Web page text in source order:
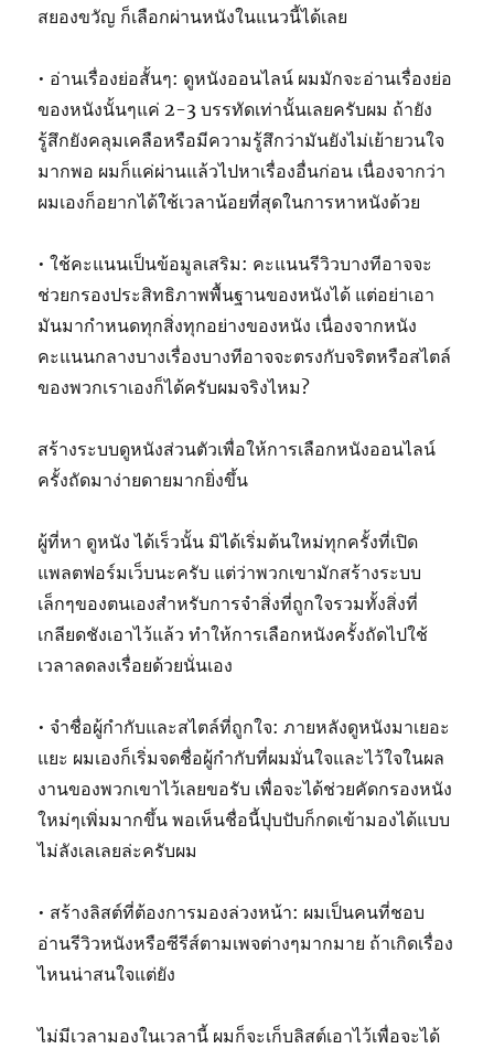
สยองขวัญ ก็เลือกผ่านหนังในแนวนี้ได้เลย
• อ่านเรื่องย่อสั้นๆ: ดูหนังออนไลน์ ผมมักจะอ่านเรื่องย่อ
ของหนังนั้นๆแค่ 2-3 บรรทัดเท่านั้นเลยครับผม ถ้ายัง
รู้สึกยังคลุมเคลือหรือมีความรู้สึกว่ามันยังไม่เย้ายวนใจ
มากพอ ผมก็แค่ผ่านแล้วไปหาเรื่องอื่นก่อน เนื่องจากว่า
ผมเองก็อยากได้ใช้เวลาน้อยที่สุดในการหาหนังด้วย
• ใช้คะแนนเป็นข้อมูลเสริม: คะแนนรีวิวบางทีอาจจะ
ช่วยกรองประสิทธิภาพพื้นฐานของหนังได้ แต่อย่าเอา
มันมากำหนดทุกสิ่งทุกอย่างของหนัง เนื่องจากหนัง
คะแนนกลางบางเรื่องบางทีอาจจะตรงกับจริตหรือสไตล์
ของพวกเราเองก็ได้ครับผมจริงไหม?
สร้างระบบดูหนังส่วนตัวเพื่อให้การเลือกหนังออนไลน์
ครั้งถัดมาง่ายดายมากยิ่งขึ้น
ผู้ที่หา ดูหนัง ได้เร็วนั้น มิได้เริ่มต้นใหม่ทุกครั้งที่เปิด
แพลตฟอร์มเว็บนะครับ แต่ว่าพวกเขามักสร้างระบบ
เล็กๆของตนเองสำหรับการจำสิ่งที่ถูกใจรวมทั้งสิ่งที่
เกลียดชังเอาไว้แล้ว ทำให้การเลือกหนังครั้งถัดไปใช้
เวลาลดลงเรื่อยด้วยนั่นเอง
• จำชื่อผู้กำกับและสไตล์ที่ถูกใจ: ภายหลังดูหนังมาเยอะ
แยะ ผมเองก็เริ่มจดชื่อผู้กำกับที่ผมมั่นใจและไว้ใจในผล
งานของพวกเขาไว้เลยขอรับ เพื่อจะได้ช่วยคัดกรองหนัง
ใหม่ๆเพิ่มมากขึ้น พอเห็นชื่อนี้ปุบปับก็กดเข้ามองได้แบบ
ไม่ลังเลเลยล่ะครับผม
• สร้างลิสต์ที่ต้องการมองล่วงหน้า: ผมเป็นคนที่ชอบ
อ่านรีวิวหนังหรือซีรีส์ตามเพจต่างๆมากมาย ถ้าเกิดเรื่อง
ไหนน่าสนใจแต่ยัง
ไม่มีเวลามองในเวลานี้ ผมก็จะเก็บลิสต์เอาไว้เพื่อจะได้